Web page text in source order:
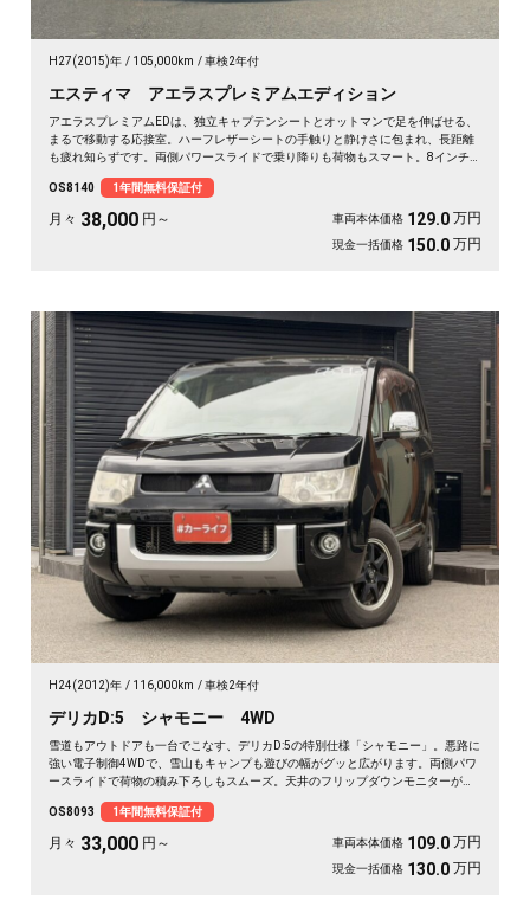
H27(2015)年 105,000km 車検2年付
エスティマ アエラスプレミアムエディション
アエラスプレミアムEDは、独立キャプテンシートとオットマンで足を伸ばせる、
まるで移動する応接室。ハーフレザーシートの手触りと静けさに包まれ、長距離
も疲れ知らずです。両側パワースライドで乗り降りも荷物もスマート。8インチ
パールの艶やかなボディが週末を格上げしてくれます。心地よさで選ぶなら《1
年保証付》💺✨🚗🎵💎
OS8140 1年間無料保証付
月々 38,000 円～ 車両本体価格 129.0 万円
現金一括価格 150.0 万円
H24(2012)年 116,000km 車検2年付
デリカD:5 シャモニー 4WD
雪道もアウトドアも一台でこなす、デリカD:5の特別仕様「シャモニー」。悪路に
強い電子制御4WDで、雪山もキャンプも遊びの幅がグッと広がります。両側パワ
ースライドで荷物の積み下ろしもスムーズ。天井のフリップダウンモニターがあ
いた一台で、週末の遠出が待ち遠しくなりますよ。乗り込むほどに頼れる相棒に
💫🏔️🚗✌️《1年保証付》
OS8093 1年間無料保証付
月々 33,000 円～ 車両本体価格 109.0 万円
現金一括価格 130.0 万円